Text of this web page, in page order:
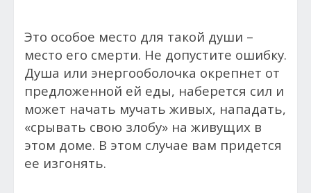
Это особое место для такой души –
место его смерти. Не допустите ошибку.
Душа или энергооболочка окрепнет от
предложенной ей еды, наберется сил и
может начать мучать живых, нападать,
«срывать свою злобу» на живущих в
этом доме. В этом случае вам придется
ее изгонять.